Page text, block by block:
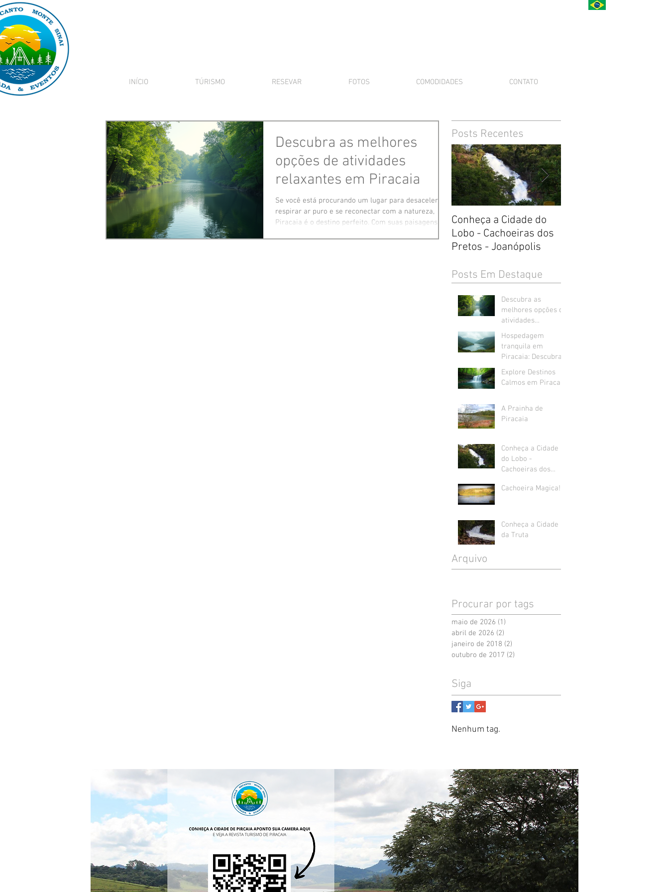
INÍCIO TÚRISMO RESEVAR FOTOS COMODIDADES CONTATO
Descubra as melhores
opções de atividades
relaxantes em Piracaia
Se você está procurando um lugar para desacelerar,
respirar ar puro e se reconectar com a natureza,
Piracaia é o destino perfeito. Com suas paisagens
Posts Recentes
Posts Em Destaque
Conheça a Cidade do
Lobo - Cachoeiras dos
Pretos - Joanópolis
Descubra as
melhores opções de
atividades
relaxantes em
Piracaia
Hospedagem
tranquila em
Piracaia: Descubra
a Tranquilidade em
Piracaia
Explore Destinos
Calmos em Piracaia
A Prainha de
Piracaia
Conheça a Cidade
do Lobo -
Cachoeiras dos
Cachoeira Magica!
Conheça a Cidade
da Truta
Arquivo
Procurar por tags
maio de 2026 (1)
abril de 2026 (2)
janeiro de 2018 (2)
outubro de 2017 (2)
Siga
Nenhum tag.